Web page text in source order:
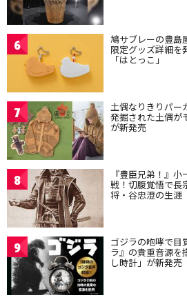
6 鳩サブレーの豊島
限定グッズ詳細を
「はとっこ」
7 土偶なりきりパー
発掘された土偶が
が新発売
8 『豊臣兄弟！』
戦！切腹覚悟で長
将・谷忠澄の生涯
9 ゴジラの咆哮で
ラ』の貴重音源を
し時計」が新発売